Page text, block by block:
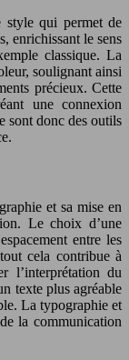
style qui permet de
enrichissant le sens
classique. La
soulignant ainsi
précieux. Cette
une connexion
sont donc des outils
et sa mise en
Le choix d’une
entre les
cela contribue à
l’interprétation du
texte plus agréable
La typographie et
la communication